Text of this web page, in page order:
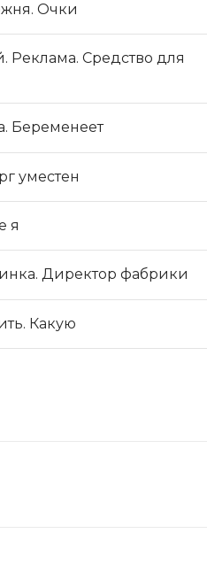
Очки
Реклама. Средство для
Беременеет
уместен
я
Директор фабрики
Какую